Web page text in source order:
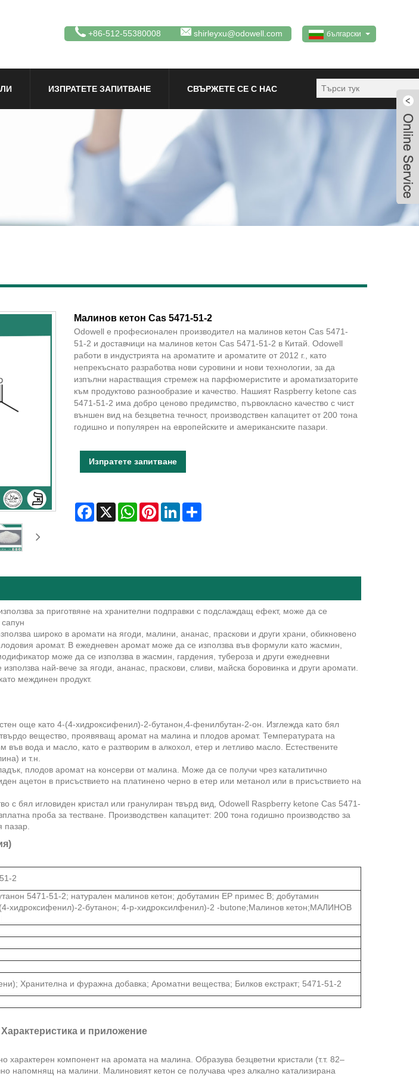
български
+86-512-55380008 shirleyxu@odowell.com
ИЗПРАТЕТЕ ЗАПИТВАНЕ СВЪРЖЕТЕ СЕ С НАС
Малинов кетон Cas 5471-51-2
Odowell е професионален производител на малинов кетон Cas 5471-
51-2 и доставчици на малинов кетон Cas 5471-51-2 в Китай. Odowell
работи в индустрията на ароматите и ароматите от 2012 г., като
непрекъснато разработва нови суровини и нови технологии, за да
изпълни нарастващия стремеж на парфюмеристите и ароматизаторите
към продуктово разнообразие и качество. Нашият Raspberry ketone cas
5471-51-2 има добро ценово предимство, първокласно качество с чист
външен вид на безцветна течност, производствен капацитет от 200 тона
годишно и популярен на европейските и американските пазари.
Изпратете запитване
Facebook
X WhatsAppPinterestLinkedInShare
за приготвяне на хранителни подправки с подслаждащ ефект, може да се
широко в аромати на ягоди, малини, ананас, праскови и други храни, обикновено
аромат. В ежедневен аромат може да се използва във формули като жасмин,
може да се използва в жасмин, гардения, тубероза и други ежедневни
най-вече за ягоди, ананас, праскови, сливи, майска боровинка и други аромати.
междинен продукт.
още като 4-(4-хидроксифенил)-2-бутанон,4-фенилбутан-2-он. Изглежда като бял
вещество, проявяващ аромат на малина и плодов аромат. Температурата на
във вода и масло, като е разтворим в алкохол, етер и летливо масло. Естествените
и т.н.
плодов аромат на консерви от малина. Може да се получи чрез каталитично
ацетон в присъствието на платинено черно в етер или метанол или в присъствието на
с бял игловиден кристал или гранулиран твърд вид, Odowell Raspberry ketone Cas 5471-
проба за тестване. Производствен капацитет: 200 тона годишно производство за
пазар.
2
5471-51-2; натурален малинов кетон; добутамин EP примес B; добутамин
хидроксифенил)-2-бутанон; 4-р-хидроксилфенил)-2 -butone;Малинов кетон;МАЛИНОВ
Хранителна и фуражна добавка; Ароматни вещества; Билков екстракт; 5471-51-2
и приложение
характерен компонент на аромата на малина. Образува безцветни кристали (т.т. 82–
напомнящ на малини. Малиновият кетон се получава чрез алкално катализирана